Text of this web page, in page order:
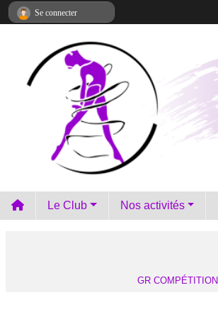
Le Club Nos activités
GR COMPÉTITION
Se connecter
Panneau de gestion des cookies